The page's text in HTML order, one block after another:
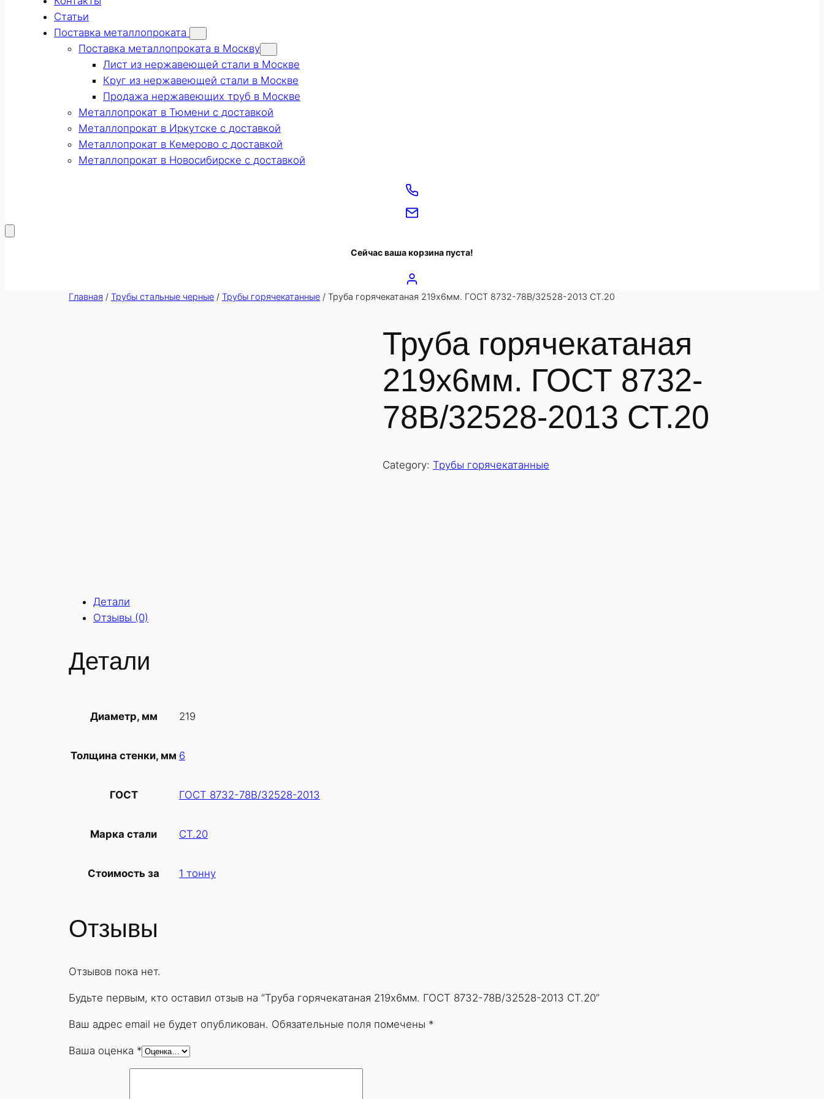
Статьи
Поставка металлопроката
Поставка металлопроката в Москву
Лист из нержавеющей стали в Москве
Круг из нержавеющей стали в Москве
Продажа нержавеющих труб в Москве
Металлопрокат в Тюмени с доставкой
Металлопрокат в Иркутске с доставкой
Металлопрокат в Кемерово с доставкой
Металлопрокат в Новосибирске с доставкой
Сейчас ваша корзина пуста!
Главная / Трубы стальные черные / Трубы горячекатанные / Труба горячекатаная 219х6мм. ГОСТ 8732-78В/32528-2013 СТ.20
Труба горячекатаная
219х6мм. ГОСТ 8732-
78В/32528-2013 СТ.20
Category: Трубы горячекатанные
Детали
Отзывы (0)
Детали
Диаметр, мм 219
Толщина стенки, мм 6
ГОСТ ГОСТ 8732-78В/32528-2013
Марка стали СТ.20
Стоимость за 1 тонну
Отзывы
Отзывов пока нет.
Будьте первым, кто оставил отзыв на “Труба горячекатаная 219х6мм. ГОСТ 8732-78В/32528-2013 СТ.20”
Ваш адрес email не будет опубликован. Обязательные поля помечены *
Ваша оценка *